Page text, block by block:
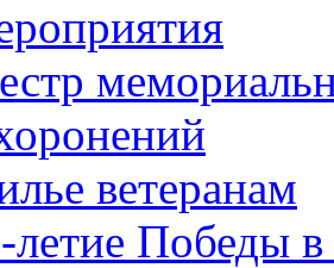
ветеранам
летие Победы